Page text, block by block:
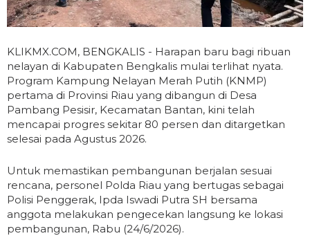
KLIKMX.COM, BENGKALIS - Harapan baru bagi ribuan
nelayan di Kabupaten Bengkalis mulai terlihat nyata.
Program Kampung Nelayan Merah Putih (KNMP)
pertama di Provinsi Riau yang dibangun di Desa
Pambang Pesisir, Kecamatan Bantan, kini telah
mencapai progres sekitar 80 persen dan ditargetkan
selesai pada Agustus 2026.
Untuk memastikan pembangunan berjalan sesuai
rencana, personel Polda Riau yang bertugas sebagai
Polisi Penggerak, Ipda Iswadi Putra SH bersama
anggota melakukan pengecekan langsung ke lokasi
pembangunan, Rabu (24/6/2026).